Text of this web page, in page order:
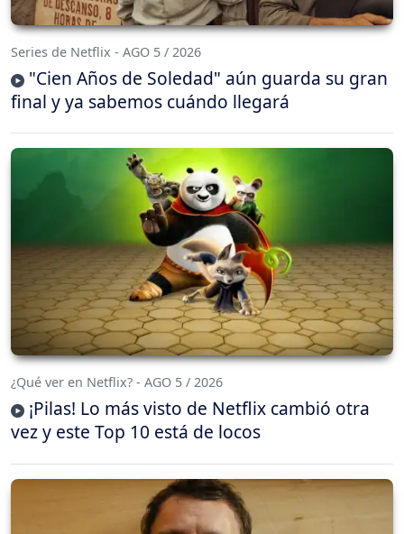
Series de Netflix - AGO 5 / 2026
"Cien Años de Soledad" aún guarda su gran
final y ya sabemos cuándo llegará
¿Qué ver en Netflix? - AGO 5 / 2026
¡Pilas! Lo más visto de Netflix cambió otra
vez y este Top 10 está de locos